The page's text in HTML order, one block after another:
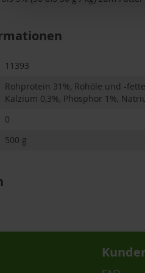
11393
Rohprotein 31%, Rohöle und -
Kalzium 0,3%, Phosphor 1%,
0
500 g